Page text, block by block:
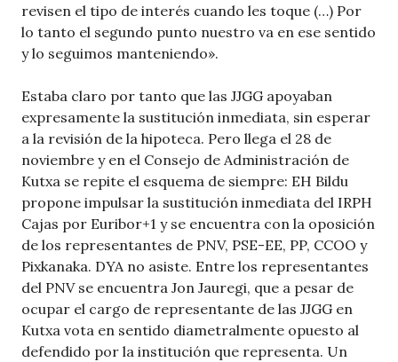
revisen el tipo de interés cuando les toque (…) Por
lo tanto el segundo punto nuestro va en ese sentido
y lo seguimos manteniendo».
Estaba claro por tanto que las JJGG apoyaban
expresamente la sustitución inmediata, sin esperar
a la revisión de la hipoteca. Pero llega el 28 de
noviembre y en el Consejo de Administración de
Kutxa se repite el esquema de siempre: EH Bildu
propone impulsar la sustitución inmediata del IRPH
Cajas por Euribor+1 y se encuentra con la oposición
de los representantes de PNV, PSE-EE, PP, CCOO y
Pixkanaka. DYA no asiste. Entre los representantes
del PNV se encuentra Jon Jauregi, que a pesar de
ocupar el cargo de representante de las JJGG en
Kutxa vota en sentido diametralmente opuesto al
defendido por la institución que representa. Un